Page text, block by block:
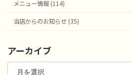
メニュー情報 (114)
当店からのお知らせ (35)
アーカイブ
ア